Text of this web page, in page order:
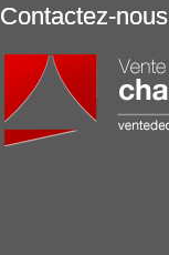
Contactez-nous